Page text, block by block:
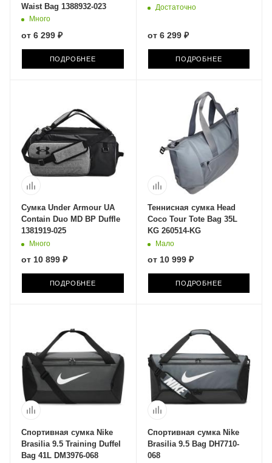
Waist Bag 1388932-023
Много
от 6 299 ₽
ПОДРОБНЕЕ
Достаточно
от 6 299 ₽
ПОДРОБНЕЕ
Сумка Under Armour UA
Contain Duo MD BP Duffle
1381919-025
Много
от 10 899 ₽
ПОДРОБНЕЕ
Теннисная сумка Head
Coco Tour Tote Bag 35L
KG 260514-KG
Мало
от 10 999 ₽
ПОДРОБНЕЕ
Спортивная сумка Nike
Brasilia 9.5 Training Duffel
Bag 41L DM3976-068
Спортивная сумка Nike
Brasilia 9.5 Bag DH7710-
068